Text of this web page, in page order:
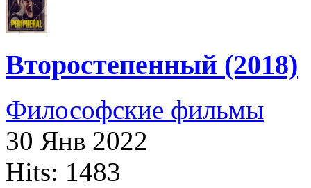
Второстепенный (2018)
Философские фильмы
30 Янв 2022
Hits: 1483